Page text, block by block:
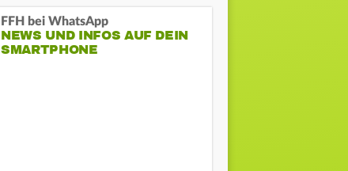
FFH bei WhatsApp
NEWS UND INFOS AUF DEIN
SMARTPHONE